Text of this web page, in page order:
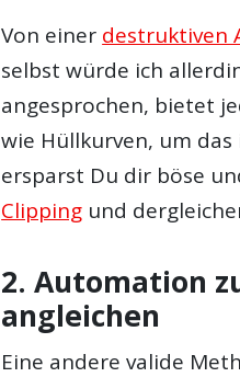
Von einer destruktiven
selbst würde ich
angesprochen, bietet
wie Hüllkurven, um
ersparst Du dir böse
Clipping und
2. Automation
angleichen
Eine andere valide